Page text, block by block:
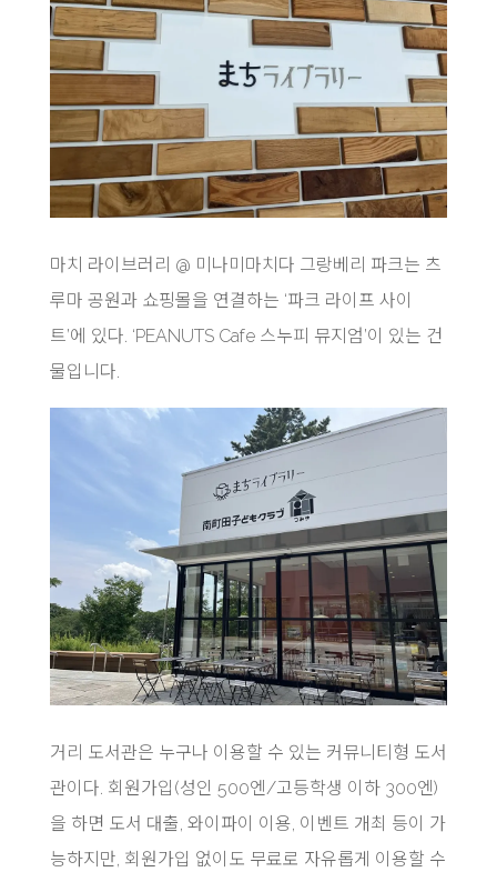
마치 라이브러리 @ 미나미마치다 그랑베리 파크는 츠
루마 공원과 쇼핑몰을 연결하는 ‘파크 라이프 사이
트’에 있다. ‘PEANUTS Cafe 스누피 뮤지엄’이 있는 건
물입니다.
거리 도서관은 누구나 이용할 수 있는 커뮤니티형 도서
관이다. 회원가입(성인 500엔/고등학생 이하 300엔)
을 하면 도서 대출, 와이파이 이용, 이벤트 개최 등이 가
능하지만, 회원가입 없이도 무료로 자유롭게 이용할 수